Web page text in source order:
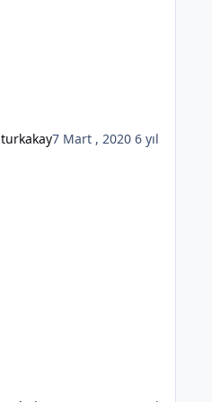
turkakay7 Mart , 2020 6 yıl